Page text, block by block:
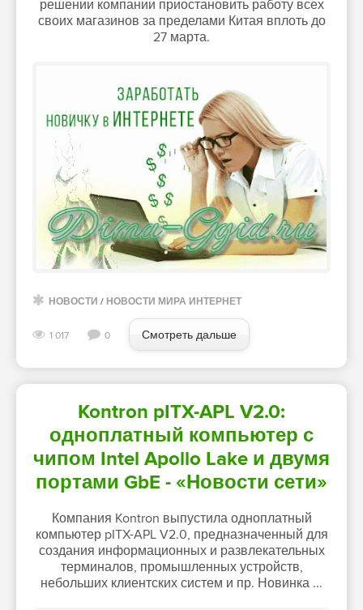
решении компании приостановить работу всех
своих магазинов за пределами Китая вплоть до
27 марта.
НОВОСТИ / НОВОСТИ МИРА ИНТЕРНЕТ
1 017 0 Смотреть дальше
Kontron pITX-APL V2.0:
одноплатный компьютер с
чипом Intel Apollo Lake и двумя
портами GbE - «Новости сети»
Компания Kontron выпустила одноплатный
компьютер pITX-APL V2.0, предназначенный для
создания информационных и развлекательных
терминалов, промышленных устройств,
небольших клиентских систем и пр. Новинка ...